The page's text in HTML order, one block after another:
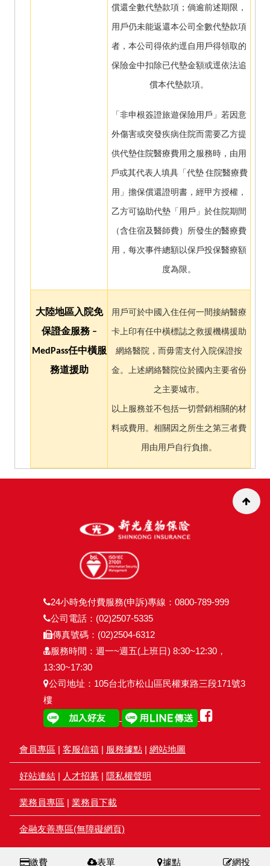
償還全數代墊款項；倘逾前述期限，
用戶仍未能返還本公司全數代墊款項
者，本公司得依約逕自用戶得領取的
保險金中扣除已代墊金額或逕依法追
償本代墊款項。
「非申根簽證旅遊保險用戶」若因意
外傷害或突發疾病住院而需要乙方提
供代墊住院醫療費用之服務時，由用
戶或其代表人填具「代墊 住院醫療費
用」擔保償還證明書，經甲方授權，
乙方可協助代墊「用戶」於住院期間
（含住宿及醫師費）所發生的醫療費
用，每次事件總額以保戶投保醫療額
度為限。
大陸地區入院免
保證金服務 –
MedPass任中橫服
務道援助
用戶可於中國入住任何一間接納醫療
卡上印有任中橫標誌之救援機構援助
網絡醫院，而毋需支付入院保證按
金。上述網絡醫院位於國內主要省份
之主要城市。
以上服務並不包括一切營銷相關的材
料或費用。相關因之所生之第三者費
用由用戶自行負擔。
24小時免付費服務(申訴)專線：0800-789-999
公司電話：(02)2507-5335
傳真號碼：(02)2504-6312
服務時間：週一~週五(上班日) 8:30~12:30，
13:30~17:30
公司地址：105台北市松山區民權東路三段171號3
樓
會員專區 | 客服信箱 | 服務據點 | 網站地圖
好站連結 | 人才招募 | 隱私權聲明
業務員專區 | 業務員下載
金融友善專區(無障礙網頁)
繳費 表單 據點 網投